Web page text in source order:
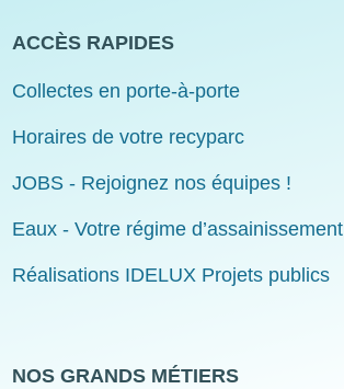
ACCÈS RAPIDES
Collectes en porte-à-porte
Horaires de votre recyparc
JOBS - Rejoignez nos équipes !
Eaux - Votre régime d’assainissement
Réalisations IDELUX Projets publics
NOS GRANDS MÉTIERS